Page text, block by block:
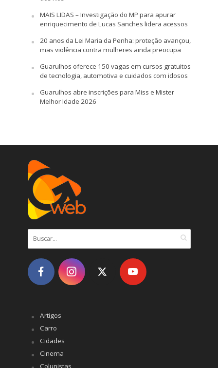
MAIS LIDAS – Investigação do MP para apurar
enriquecimento de Lucas Sanches lidera acessos
20 anos da Lei Maria da Penha: proteção avançou,
mas violência contra mulheres ainda preocupa
Guarulhos oferece 150 vagas em cursos gratuitos
de tecnologia, automotiva e cuidados com idosos
Guarulhos abre inscrições para Miss e Mister
Melhor Idade 2026
Artigos
Carro
Cidades
Cinema
Colunistas